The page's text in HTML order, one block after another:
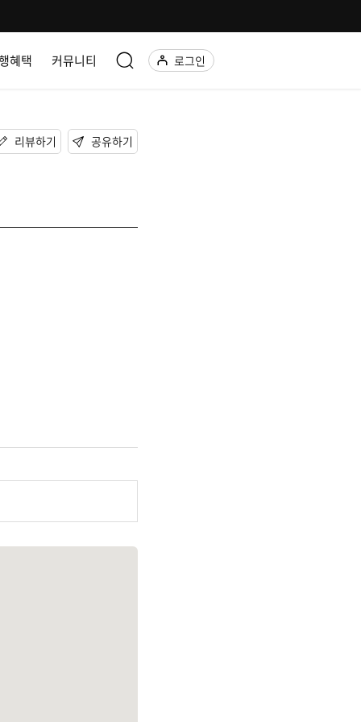
혜택 커뮤니티 로그인
리뷰하기 공유하기